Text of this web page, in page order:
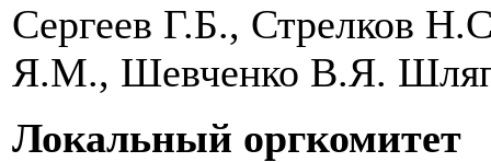
Сергеев Г.Б., Стрелков
Я.М., Шевченко В.Я.
Локальный оргкомитет